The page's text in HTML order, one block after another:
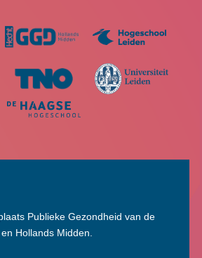
Publieke Gezondheid van de
Hollands Midden.